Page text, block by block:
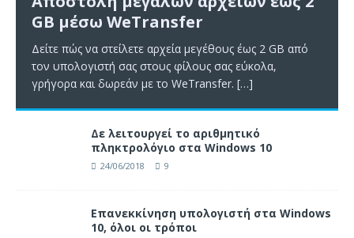
GB μέσω WeTransfer
Δείτε πώς να στείλετε αρχεία μεγέθους έως 2 GB από
τον υπολογιστή σας στους φίλους σας εύκολα,
γρήγορα και δωρεάν με το WeTransfer. […]
Δε λειτουργεί το αριθμητικό
πληκτρολόγιο στα Windows 10
24/06/2018 9
Επανεκκίνηση υπολογιστή στα Windows
10, όλοι οι τρόποι